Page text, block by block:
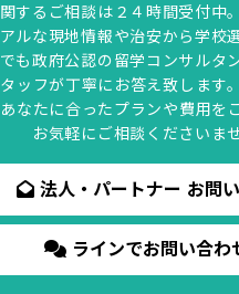
するご相談は２４時間受付中
ルな現地情報や治安から学校
も政府公認の留学コンサルタ
ッフが丁寧にお答え致します
なたに合ったプランや費用を
お気軽にご相談くださいませ
法人・パートナー お問
ラインでお問い合わ